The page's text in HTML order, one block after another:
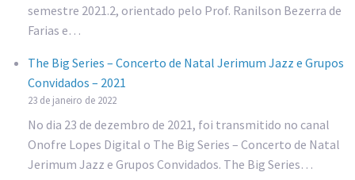
semestre 2021.2, orientado pelo Prof. Ranilson Bezerra de
Farias e…
The Big Series – Concerto de Natal Jerimum Jazz e Grupos
Convidados – 2021
23 de janeiro de 2022
No dia 23 de dezembro de 2021, foi transmitido no canal
Onofre Lopes Digital o The Big Series – Concerto de Natal
Jerimum Jazz e Grupos Convidados. The Big Series…